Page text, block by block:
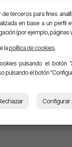
terceros para fines
en base a un perfil
(por ejemplo, páginas
la política de cookies.
pulsando el botón
pulsando el botón
Configurar